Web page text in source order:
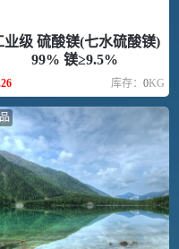
业级 硫酸镁(七水硫酸镁)
99% 镁≥9.5%
库存：0KG